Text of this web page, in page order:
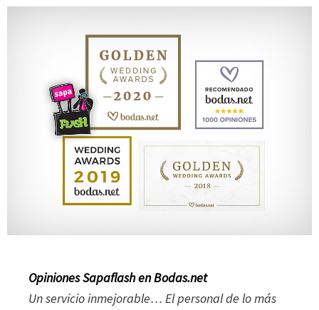
Opiniones Sapaflash en Bodas.net
Un servicio inmejorable… El personal de lo más